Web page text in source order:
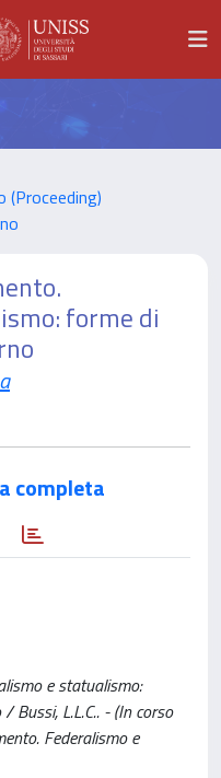
(Proceeding)
forme di
completa
e statualismo:
Bussi, L.L.C.. - (In corso
Federalismo e